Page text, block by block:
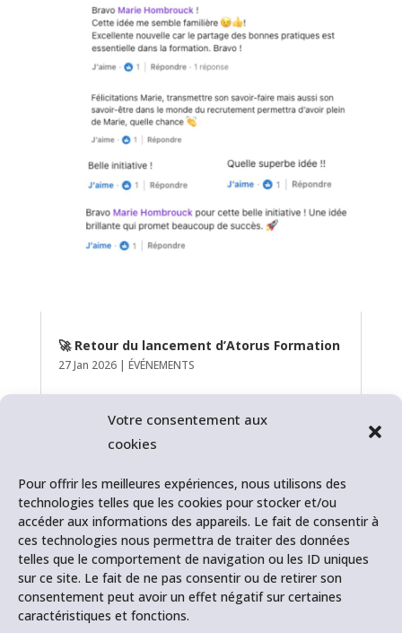
Votre consentement aux
cookies
Pour offrir les meilleures expériences, nous utilisons des
technologies telles que les cookies pour stocker et/ou
accéder aux informations des appareils. Le fait de consentir à
ces technologies nous permettra de traiter des données
telles que le comportement de navigation ou les ID uniques
sur ce site. Le fait de ne pas consentir ou de retirer son
consentement peut avoir un effet négatif sur certaines
caractéristiques et fonctions.
🚀 Retour du lancement d’Atorus Formation
27 Jan 2026| ÉVÉNEMENTS
🚀 Lancement d’Atorus Formation
27 Jan 2026| ÉVÉNEMENTS